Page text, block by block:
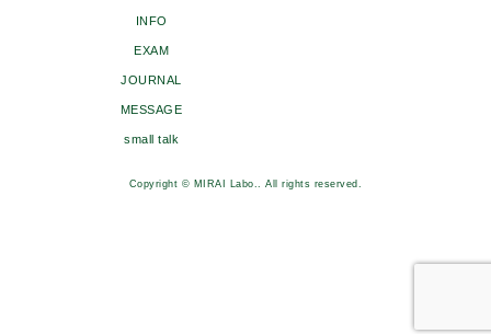
INFO
EXAM
JOURNAL
MESSAGE
small talk
Copyright © MIRAI Labo.. All rights reserved.